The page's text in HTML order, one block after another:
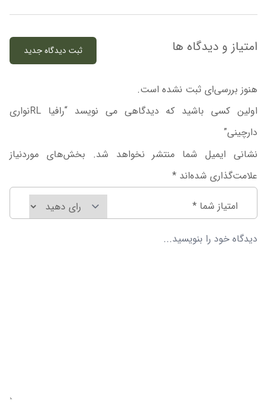
امتیاز و دیدگاه ها ثبت دیدگاه جدید
هنوز بررسی‌ای ثبت نشده است.
اولین کسی باشید که دیدگاهی می نویسد “رافیا RLنواری
دارچینی”
نشانی ایمیل شما منتشر نخواهد شد. بخش‌های موردنیاز
علامت‌گذاری شده‌اند *
امتیاز شما *